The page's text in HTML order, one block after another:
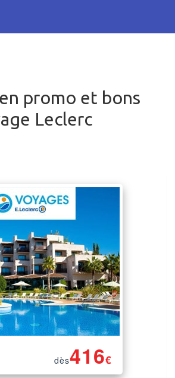
promo et bons
Leclerc
dès416€